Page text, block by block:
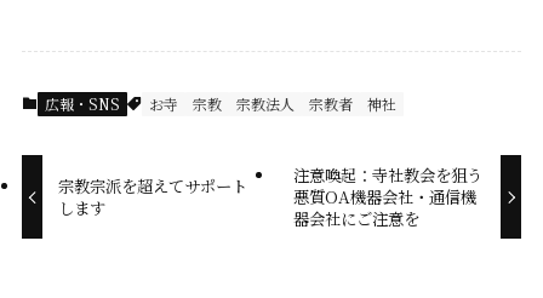
o
i
n
広報・SNS お寺 宗教 宗教法人 宗教者 神社
宗教宗派を超えてサポート
します
注意喚起：寺社教会を狙う
悪質OA機器会社・通信機
器会社にご注意を